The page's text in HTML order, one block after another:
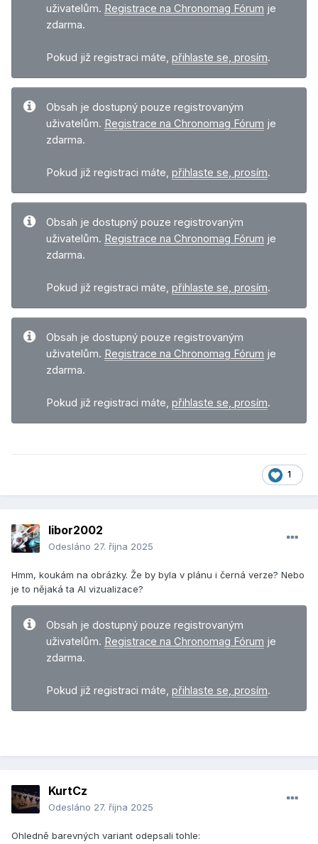
uživatelům. Registrace na Chronomag Fórum je
zdarma.
Pokud již registraci máte, přihlaste se, prosím.
Obsah je dostupný pouze registrovaným
uživatelům. Registrace na Chronomag Fórum je
zdarma.
Pokud již registraci máte, přihlaste se, prosím.
Obsah je dostupný pouze registrovaným
uživatelům. Registrace na Chronomag Fórum je
zdarma.
Pokud již registraci máte, přihlaste se, prosím.
Obsah je dostupný pouze registrovaným
uživatelům. Registrace na Chronomag Fórum je
zdarma.
Pokud již registraci máte, přihlaste se, prosím.
1
libor2002
Odesláno 27. října 2025
Hmm, koukám na obrázky. Že by byla v plánu i černá verze? Nebo
je to nějaká ta AI vizualizace?
Obsah je dostupný pouze registrovaným
uživatelům. Registrace na Chronomag Fórum je
zdarma.
Pokud již registraci máte, přihlaste se, prosím.
KurtCz
Odesláno 27. října 2025
Ohledně barevných variant odepsali tohle: